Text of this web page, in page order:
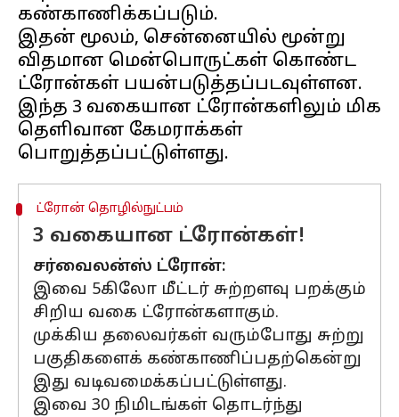
கண்காணிக்கப்படும்.
இதன் மூலம், சென்னையில் மூன்று
விதமான மென்பொருட்கள் கொண்ட
ட்ரோன்கள் பயன்படுத்தப்படவுள்ளன.
இந்த 3 வகையான ட்ரோன்களிலும் மிக
தெளிவான கேமராக்கள்
ட்ரோன் தொழில்நுட்பம்
3 வகையான ட்ரோன்கள்!
சர்வைலன்ஸ் ட்ரோன்:
இவை 5கிலோ மீட்டர் சுற்றளவு பறக்கும்
சிறிய வகை ட்ரோன்களாகும்.
முக்கிய தலைவர்கள் வரும்போது சுற்று
பகுதிகளைக் கண்காணிப்பதற்கென்று
இது வடிவமைக்கப்பட்டுள்ளது.
இவை 30 நிமிடங்கள் தொடர்ந்து